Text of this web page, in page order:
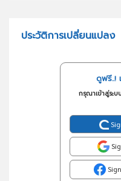
ประวัติการเปลี่ยนแปลง
ดูฟรี..!
กรุณาเข้าสู่ระ